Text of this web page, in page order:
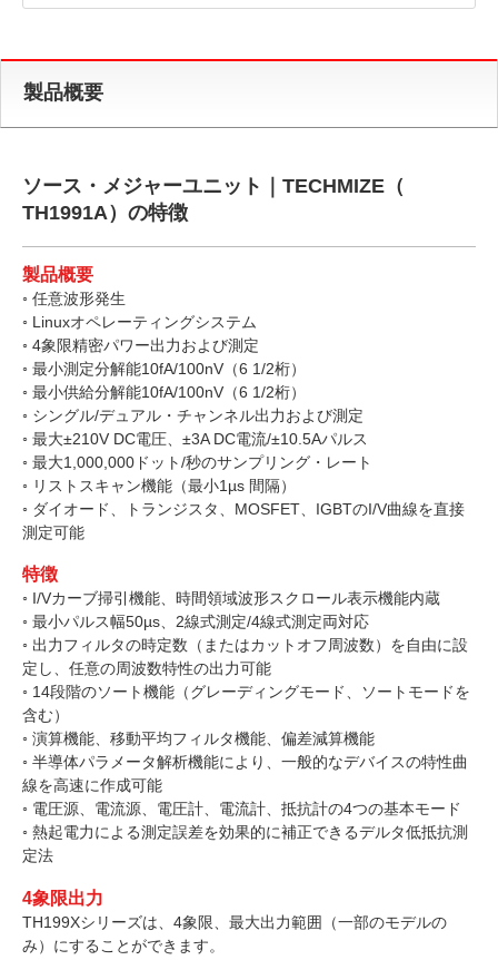
製品概要
ソース・メジャーユニット｜TECHMIZE（
TH1991A）の特徴
製品概要
◦ 任意波形発生
◦ Linuxオペレーティングシステム
◦ 4象限精密パワー出力および測定
◦ 最小測定分解能10fA/100nV（6 1/2桁）
◦ 最小供給分解能10fA/100nV（6 1/2桁）
◦ シングル/デュアル・チャンネル出力および測定
◦ 最大±210V DC電圧、±3A DC電流/±10.5Aパルス
◦ 最大1,000,000ドット/秒のサンプリング・レート
◦ リストスキャン機能（最小1µs 間隔）
◦ ダイオード、トランジスタ、MOSFET、IGBTのI/V曲線を直接
測定可能
特徴
◦ I/Vカーブ掃引機能、時間領域波形スクロール表示機能内蔵
◦ 最小パルス幅50µs、2線式測定/4線式測定両対応
◦ 出力フィルタの時定数（またはカットオフ周波数）を自由に設
定し、任意の周波数特性の出力可能
◦ 14段階のソート機能（グレーディングモード、ソートモードを
含む）
◦ 演算機能、移動平均フィルタ機能、偏差減算機能
◦ 半導体パラメータ解析機能により、一般的なデバイスの特性曲
線を高速に作成可能
◦ 電圧源、電流源、電圧計、電流計、抵抗計の4つの基本モード
◦ 熱起電力による測定誤差を効果的に補正できるデルタ低抵抗測
定法
4象限出力
TH199Xシリーズは、4象限、最大出力範囲（一部のモデルの
み）にすることができます。